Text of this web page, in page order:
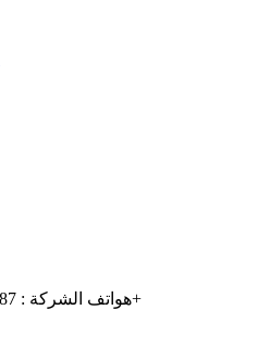
هواتف الشركة : 987 0003 92 - 7777 733 12 966+